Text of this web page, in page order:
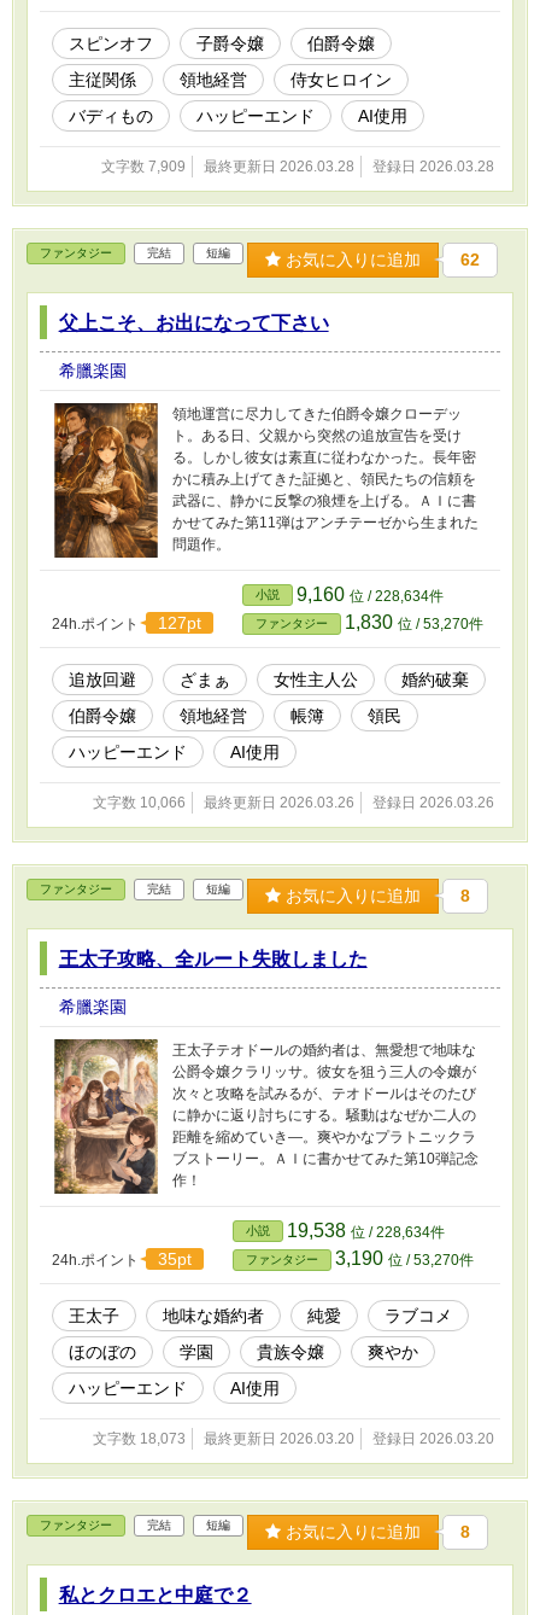
スピンオフ 子爵令嬢
伯爵令嬢
主従関係
領地経営
侍女ヒロイン
バディもの
ハッピーエンド AI使用
文字数 7,909 最終更新日 2026.03.28 登録日 2026.03.28
ファンタジー 完結 短編 お気に入りに追加 62
父上こそ、お出になって下さい
希臘楽園
領地運営に尽力してきた伯爵令嬢クローデッ
ト。ある日、父親から突然の追放宣告を受け
る。しかし彼女は素直に従わなかった。長年密
かに積み上げてきた証拠と、領民たちの信頼を
武器に、静かに反撃の狼煙を上げる。ＡＩに書
かせてみた第11弾はアンチテーゼから生まれた
問題作。
24h.ポイント 127pt
小説 9,160 位 / 228,634件
ファンタジー 1,830 位 / 53,270件
追放回避 ざまぁ 女性主人公
婚約破棄
伯爵令嬢
領地経営 帳簿
領民
ハッピーエンド
AI使用
文字数 10,066 最終更新日 2026.03.26 登録日 2026.03.26
ファンタジー 完結 短編 お気に入りに追加 8
王太子攻略、全ルート失敗しました
希臘楽園
王太子テオドールの婚約者は、無愛想で地味な
公爵令嬢クラリッサ。彼女を狙う三人の令嬢が
次々と攻略を試みるが、テオドールはそのたび
に静かに返り討ちにする。騒動はなぜか二人の
距離を縮めていき―。爽やかなプラトニックラ
ブストーリー。ＡＩに書かせてみた第10弾記念
作！
24h.ポイント 35pt
小説 19,538 位 / 228,634件
ファンタジー 3,190 位 / 53,270件
王太子 地味な婚約者 純愛
ラブコメ
ほのぼの
学園 貴族令嬢
爽やか
ハッピーエンド
AI使用
文字数 18,073 最終更新日 2026.03.20 登録日 2026.03.20
ファンタジー 完結 短編 お気に入りに追加 8
私とクロエと中庭で２